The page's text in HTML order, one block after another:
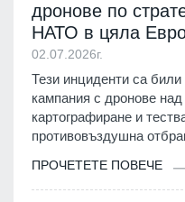
дронове по
НАТО в цяла
02.07.2026г.
Тези инциденти са
кампания с дронове
картографиране и
противовъздушна
ПРОЧЕТЕТЕ ПОВЕЧЕ